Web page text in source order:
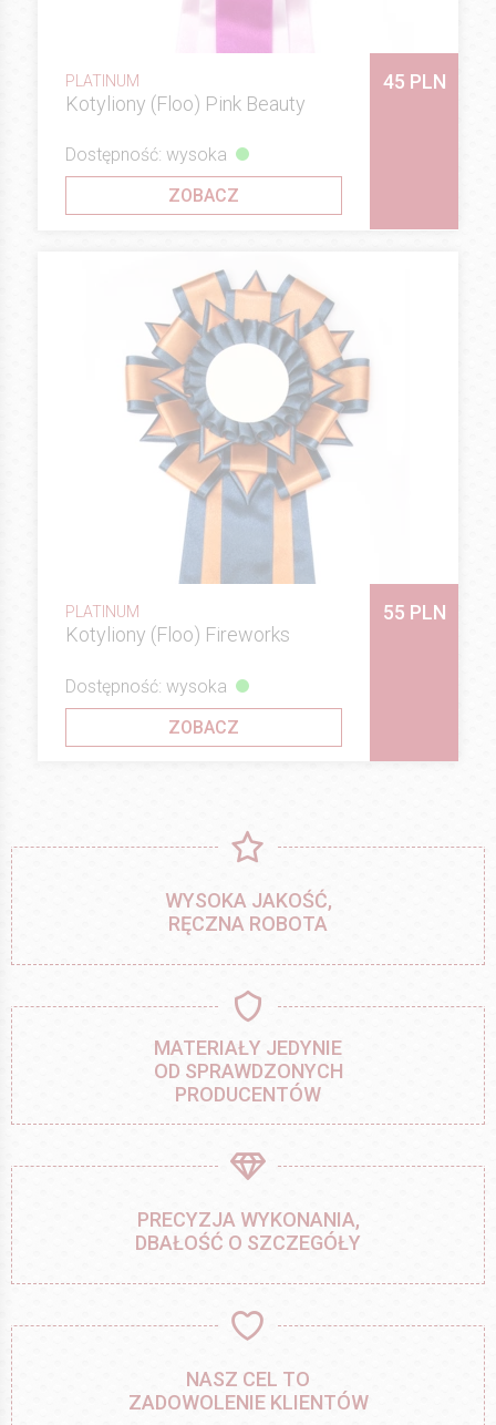
PLATINUM
Kotyliony (Floo) Pink Beauty
45 PLN
Dostępność: wysoka
ZOBACZ
PLATINUM
Kotyliony (Floo) Fireworks
55 PLN
Dostępność: wysoka
ZOBACZ
WYSOKA JAKOŚĆ,
RĘCZNA ROBOTA
MATERIAŁY JEDYNIE
OD SPRAWDZONYCH
PRODUCENTÓW
PRECYZJA WYKONANIA,
DBAŁOŚĆ O SZCZEGÓŁY
NASZ CEL TO
ZADOWOLENIE KLIENTÓW